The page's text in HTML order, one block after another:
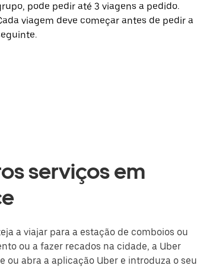
pode pedir até 3 viagens a pedido.
viagem deve começar antes de pedir a
serviços em
a viajar para a estação de comboios ou
ou a fazer recados na cidade, a Uber
ou abra a aplicação Uber e introduza o seu